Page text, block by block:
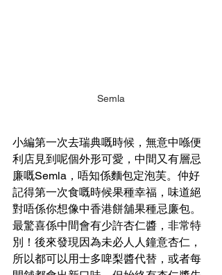
Semla
小編第一次去瑞典嘅時候，無意中喺便
利店見到呢個外形可愛，中間又有層忌
廉嘅Semla，唔知係麵包定泡芙。仲好
記得第一次食嘅時候果種幸福，味道絕
對唔係你想像中香港餅舖果種忌廉包。
最驚喜係中間會有少許杏仁醬，非常特
別！後來發現因為未必人人鐘意杏仁，
所以都可以用士多啤梨醬代替，或者每